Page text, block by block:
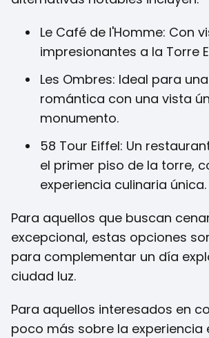
Le Café de l'Homme: Con
impresionantes a la Torre
Les Ombres: Ideal para
romántica con una vista
monumento.
58 Tour Eiffel: Un
el primer piso de la torre,
experiencia culinaria única.
Para aquellos que buscan
excepcional, estas opciones
para complementar un día
ciudad luz.
Para aquellos interesados en
poco más sobre la experiencia